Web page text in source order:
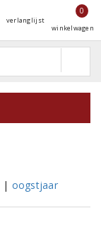
verlanglijst
0
winkelwagen
| oogstjaar